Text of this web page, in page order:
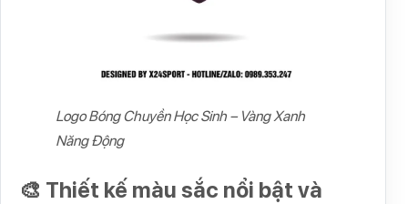
Logo Bóng Chuyền Học Sinh – Vàng Xanh
Năng Động
🎨 Thiết kế màu sắc nổi bật và